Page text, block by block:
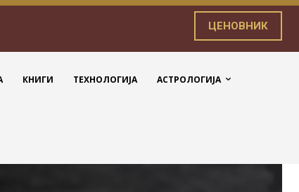
ЦЕНОВНИК
КНИГИ ТЕХНОЛОГИЈА АСТРОЛОГИЈА